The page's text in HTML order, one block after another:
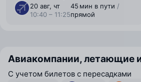
20 авг, чт
10:40 – 11:25
45 мин в пути /
прямой
Авиакомпании, летающие
С учетом билетов с пересадками